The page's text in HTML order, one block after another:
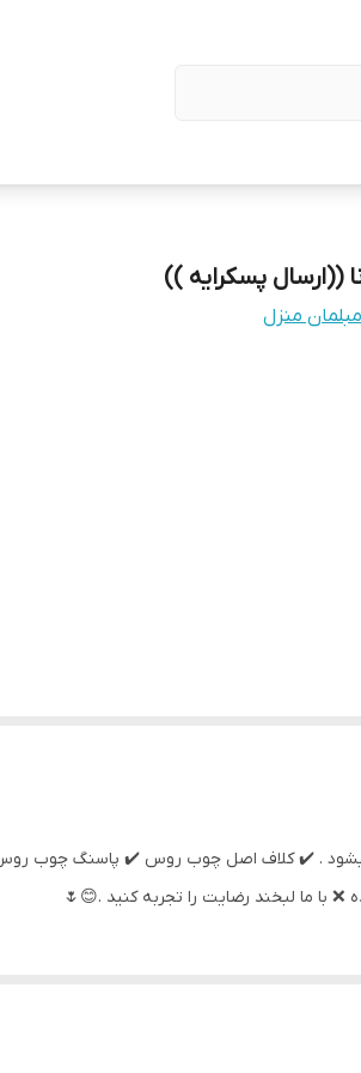
((ارسال پسکرایه ))
منزل
انجام میشود . ✔️ کلاف اصل چوب روس ✔️
با ما لبخند رضایت را تجربه کنید .😊🌷